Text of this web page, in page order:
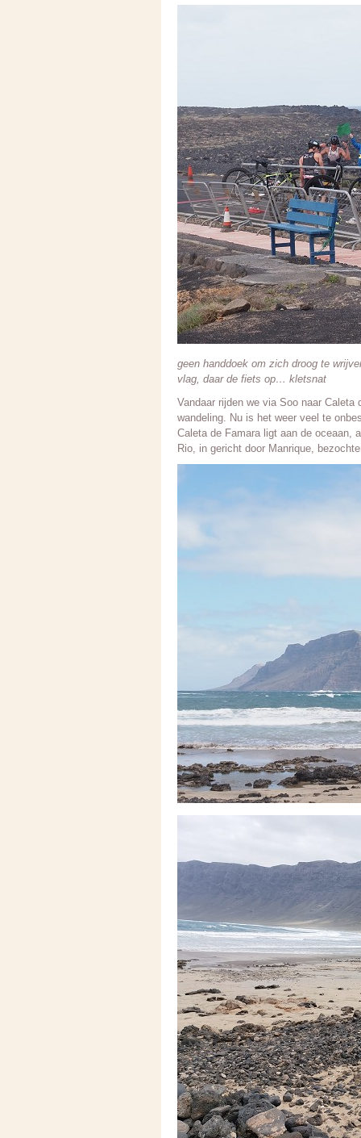
geen handdoek om zich droog te
vlag, daar de fiets op… kletsnat
Vandaar rijden we via Soo naar
wandeling. Nu is het weer veel te
Caleta de Famara ligt aan de oceaan,
Rio, in gericht door Manrique,